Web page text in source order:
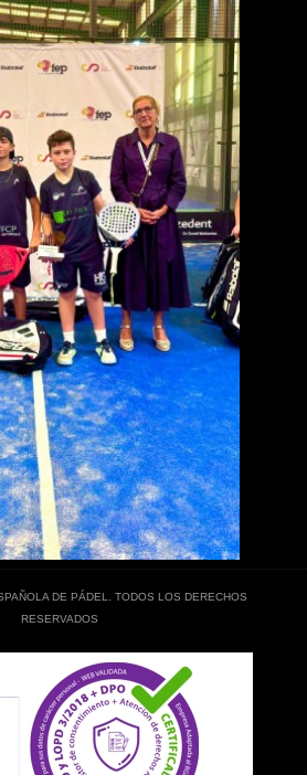
DE PÁDEL. TODOS LOS DERECHOS
RESERVADOS